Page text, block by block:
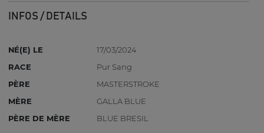
INFOS / DETAILS
NÉ(E) LE
17/03/2024
RACE
Pur Sang
PÈRE
MASTERSTROKE
MÈRE
GALLA BLUE
PÈRE DE MÈRE
BLUE BRESIL